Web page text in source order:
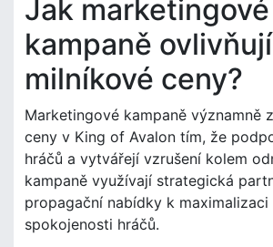
Jak marketingové
kampaně ovlivňují
milníkové ceny?
Marketingové kampaně významně
ceny v King of Avalon tím, že
hráčů a vytvářejí vzrušení kolem
kampaně využívají strategická
propagační nabídky k maximalizaci
spokojenosti hráčů.